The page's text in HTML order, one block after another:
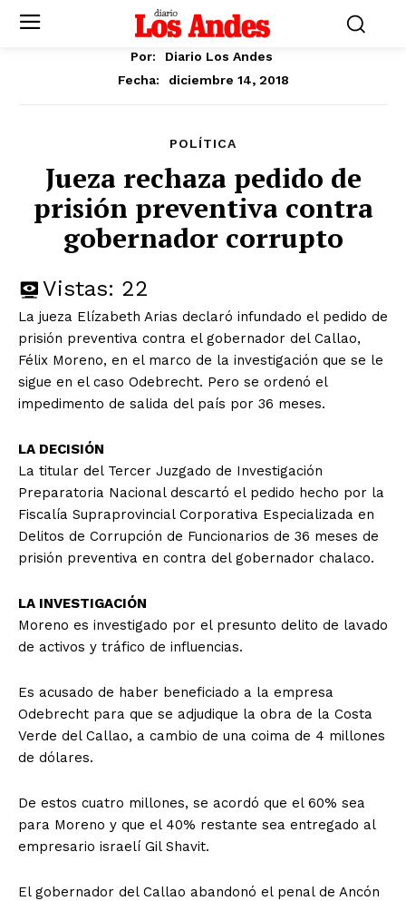
Por:
Diario Los Andes
Fecha:
diciembre 14, 2018
POLÍTICA
Jueza rechaza pedido de
prisión preventiva contra
gobernador corrupto
Vistas: 22
La jueza Elízabeth Arias declaró infundado el pedido de
prisión preventiva contra el gobernador del Callao,
Félix Moreno, en el marco de la investigación que se le
sigue en el caso Odebrecht. Pero se ordenó el
impedimento de salida del país por 36 meses.
LA DECISIÓN
La titular del Tercer Juzgado de Investigación
Preparatoria Nacional descartó el pedido hecho por la
Fiscalía Supraprovincial Corporativa Especializada en
Delitos de Corrupción de Funcionarios de 36 meses de
prisión preventiva en contra del gobernador chalaco.
LA INVESTIGACIÓN
Moreno es investigado por el presunto delito de lavado
de activos y tráfico de influencias.
Es acusado de haber beneficiado a la empresa
Odebrecht para que se adjudique la obra de la Costa
Verde del Callao, a cambio de una coima de 4 millones
de dólares.
De estos cuatro millones, se acordó que el 60% sea
para Moreno y que el 40% restante sea entregado al
empresario israelí Gil Shavit.
El gobernador del Callao abandonó el penal de Ancón